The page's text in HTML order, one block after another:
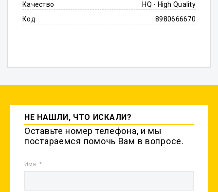
Качество
HQ - High Quality
Код
8980666670
НЕ НАШЛИ, ЧТО ИСКАЛИ?
Оставьте номер телефона, и мы
постараемся помочь Вам в вопросе.
Имя